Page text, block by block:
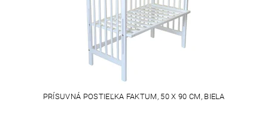
PRÍSUVNÁ POSTIEĽKA FAKTUM, 50 X 90 CM, BIELA